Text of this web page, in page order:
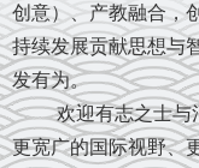
创意）、产教融合，
持续发展贡献思想与
发有为。
欢迎有志之士与
更宽广的国际视野、